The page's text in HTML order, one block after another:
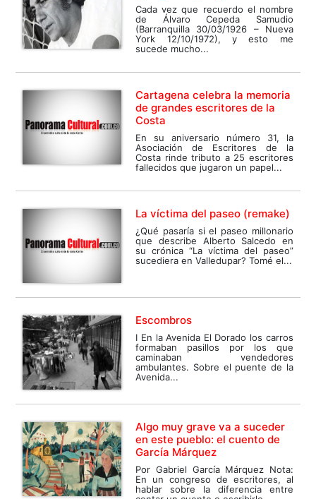
Cada vez que recuerdo el nombre
de Álvaro Cepeda Samudio
(Barranquilla 30/03/1926 – Nueva
York 12/10/1972), y esto me
sucede mucho...
Cartagena celebra la memoria
de grandes escritores de la
Costa
En su aniversario número 31, la
Asociación de Escritores de la
Costa rinde tributo a 25 escritores
fallecidos que jugaron un papel...
La víctima del paseo (remake)
¿Qué pasaría si el paseo millonario
que describe Alberto Salcedo en
su crónica “La víctima del paseo”
sucediera en Valledupar? Tomé el...
Escombros
I En la Avenida El Dorado los carros
formaban pasillos por los que
caminaban vendedores
ambulantes. Sobre el puente de la
Avenida...
Algo muy grave va a suceder
en este pueblo: el cuento de
García Márquez
Por Gabriel García Márquez Nota:
En un congreso de escritores, al
hablar sobre la diferencia entre